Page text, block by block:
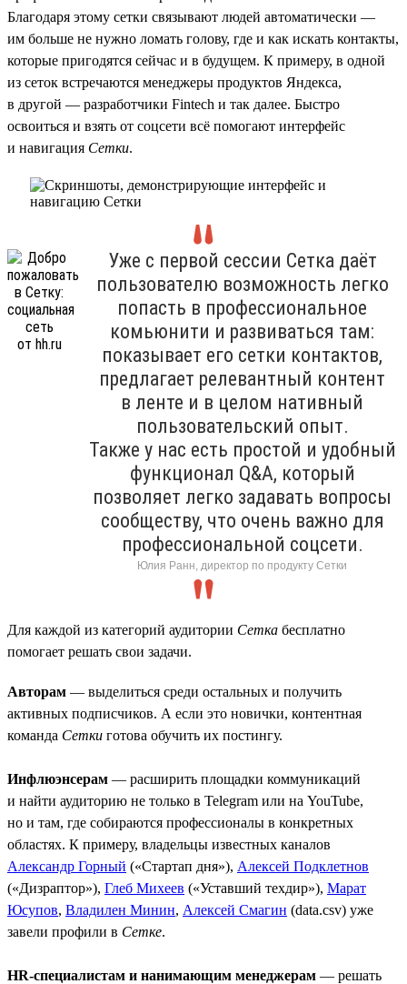
Благодаря этому сетки связывают людей автоматически —
им больше не нужно ломать голову, где и как искать контакты,
которые пригодятся сейчас и в будущем. К примеру, в одной
из сеток встречаются менеджеры продуктов Яндекса,
в другой — разработчики Fintech и так далее. Быстро
освоиться и взять от соцсети всё помогают интерфейс
и навигация Сетки.
Уже с первой сессии Сетка даёт
пользователю возможность легко
попасть в профессиональное
комьюнити и развиваться там:
показывает его сетки контактов,
предлагает релевантный контент
в ленте и в целом нативный
пользовательский опыт.
Также у нас есть простой и удобный
функционал Q&A, который
позволяет легко задавать вопросы
сообществу, что очень важно для
профессиональной соцсети.
Юлия Ранн, директор по продукту Сетки
Для каждой из категорий аудитории Сетка бесплатно
помогает решать свои задачи.
Авторам — выделиться среди остальных и получить
активных подписчиков. А если это новички, контентная
команда Сетки готова обучить их постингу.
Инфлюэнсерам — расширить площадки коммуникаций
и найти аудиторию не только в Telegram или на YouTube,
но и там, где собираются профессионалы в конкретных
областях. К примеру, владельцы известных каналов
Александр Горный («Стартап дня»), Алексей Подклетнов
(«Дизраптор»), Глеб Михеев («Уставший техдир»), Марат
Юсупов, Владилен Минин, Алексей Смагин (data.csv) уже
завели профили в Сетке.
HR-специалистам и нанимающим менеджерам — решать